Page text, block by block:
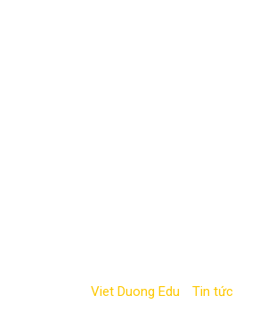
Viet Duong Edu Tin tức